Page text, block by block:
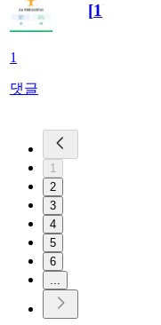
1
댓글
[1]
1
2
3
4
5
6